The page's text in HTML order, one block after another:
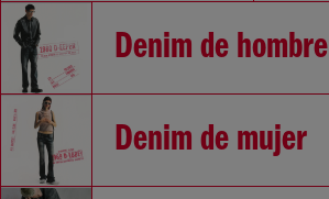
Denim de hombre
Denim de mujer